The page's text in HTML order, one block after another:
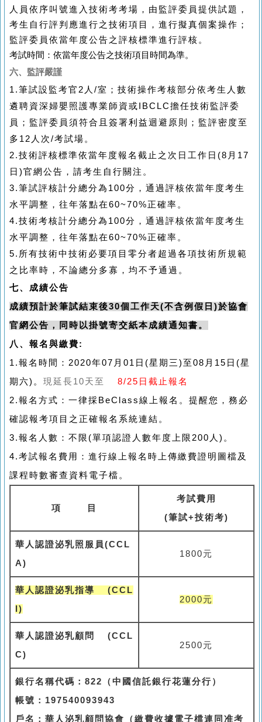
人員依序叫號進入技術考考場，由監評委員提供試題，
考生自行評判應進行之技術項目，進行擬真個案操作；
監評委員依當年度公告之評核標準進行評核。
考試時間：依當年度公告之技術項目時間為準。
六、 監評嚴謹
1.筆試設監考官 2 人 /室；技術操作考核部分依考生人數
遴聘資深婦嬰照護專業師資或
IBCLC擔任技術監評委
員；監評委員須符合且簽署利益迴避原則；監評密度至
多 12 人次/考試場。
2.技術評核標準依當年度報名截止之次日工作日 (8 月 17
日 )官網公告，請考生自行關注。
3.筆試評核計分總分為 100分，通過評核依當年度考生
水平調整，往年落點在60~70%正確率。
4.技術考核計分總分為 100分，通過評核依當年度考生
水平調整，往年落點在60~70%正確率。
5. 所有技術中技術必要項目零分者超過各項技術所規範
之比率時，不論總分多寡，均不予通過。
七、 成績公告
成績預計於筆試結束後30個工作天(不含例假日 )於協會
官網公告，同時以掛號寄交紙本成績通知書。
八、報名與繳費:
1.報名時間： 2020年07 月 01 日 (星期三)至08 月 15 日 (星
期六) 。 現延長10天至 8/25日截止報名
2.報名方式：一律採 BeClass線上報名。提醒您，務必
確認報考項目之正確報名系統連結。
3.報名人數：不限 (單項認證人數年度上限 200 人 ) 。
4.考試報名費用：進行線上報名時上傳繳費證明圖檔及
課程時數審查資料電子檔。
項 目
考試費用
(筆試+技術考)
華人認證泌乳照服員(CCL
A)
1800元
華人認證泌乳指導
(CCL
I)
2000元
華人認證泌乳顧問
(CCL
C)
2500元
銀行名稱代碼： 822
（中國信託銀行花蓮分行）
帳號： 197540093943
戶名：華人泌乳顧問協會（繳費收據電子檔連同准考